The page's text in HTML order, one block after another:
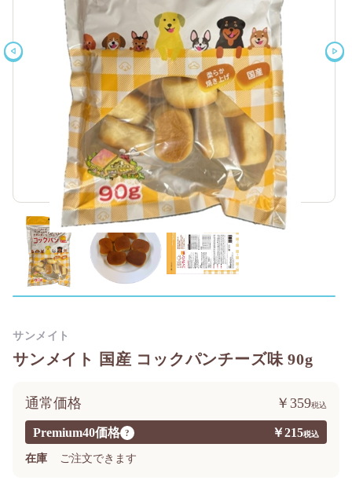
サンメイト 国産 コックパンチーズ味 90g
Premium40価格 ? ￥215
通常価格 ￥359
在庫 ご注文できます
サンメイト